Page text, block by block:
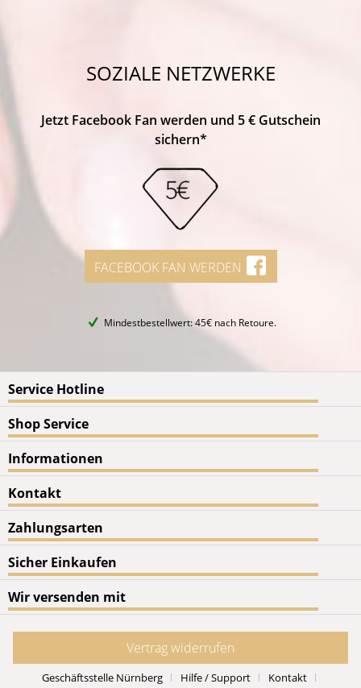
SOZIALE NETZWERKE
Jetzt Facebook Fan werden und 5 € Gutschein
sichern*
FACEBOOK FAN WERDEN
Mindestbestellwert: 45€ nach Retoure.
Service Hotline
Shop Service
Informationen
Kontakt
Zahlungsarten
Sicher Einkaufen
Wir versenden mit
Vertrag widerrufen
Geschäftsstelle Nürnberg Hilfe / Support Kontakt